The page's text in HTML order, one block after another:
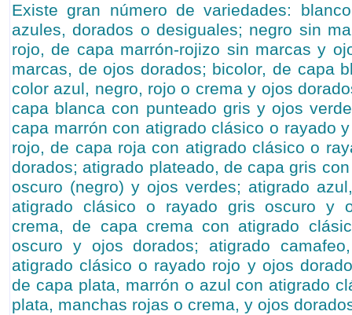
Existe gran número de variedades:
azules, dorados o desiguales; negro sin
rojo, de capa marrón-rojizo sin marcas y
marcas, de ojos dorados; bicolor, de capa
color azul, negro, rojo o crema y ojos
capa blanca con punteado gris y ojos
capa marrón con atigrado clásico o rayado
rojo, de capa roja con atigrado clásico o
dorados; atigrado plateado, de capa gris
oscuro (negro) y ojos verdes; atigrado
atigrado clásico o rayado gris oscuro y
crema, de capa crema con atigrado
oscuro y ojos dorados; atigrado
atigrado clásico o rayado rojo y ojos
de capa plata, marrón o azul con atigrado
plata, manchas rojas o crema, y ojos